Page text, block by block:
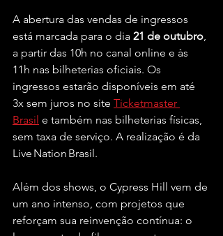
A abertura das vendas de ingressos
está marcada para o dia 21 de outubro,
a partir das 10h no canal online e às
11h nas bilheterias oficiais. Os
ingressos estarão disponíveis em até
3x sem juros no site Ticketmaster
Brasil e também nas bilheterias físicas,
sem taxa de serviço. A realização é da
Live Nation Brasil.
Além dos shows, o Cypress Hill vem de
um ano intenso, com projetos que
reforçam sua reinvenção contínua: o